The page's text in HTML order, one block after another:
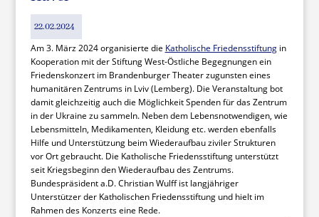
22.02.2024
Am 3. März 2024 organisierte die Katholische Friedensstiftungin
Kooperation mit der Stiftung West-Östliche Begegnungen ein
Friedenskonzert im Brandenburger Theater zugunsten eines
humanitären Zentrums in Lviv (Lemberg). Die Veranstaltung bot
damit gleichzeitig auch die Möglichkeit Spenden für das Zentrum
in der Ukraine zu sammeln. Neben dem Lebensnotwendigen, wie
Lebensmitteln, Medikamenten, Kleidung etc. werden ebenfalls
Hilfe und Unterstützung beim Wiederaufbau ziviler Strukturen
vor Ort gebraucht. Die Katholische Friedensstiftung unterstützt
seit Kriegsbeginn den Wiederaufbau des Zentrums.
Bundespräsident a.D. Christian Wulff ist langjähriger
Unterstützer der Katholischen Friedensstiftung und hielt im
Rahmen des Konzerts eine Rede.